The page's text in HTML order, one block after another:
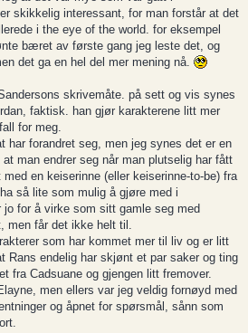
skikkelig interessant, for man forstår at det
i the eye of the world. for eksempel
bæret av første gang jeg leste det, og
det ga en hel del mer mening nå.
skrivemåte. på sett og vis synes
faktisk. han gjør karakterene litt mer
for meg.
har forandret seg, men jeg synes det er en
man endrer seg når man plutselig har fått
en keiserinne (eller keiserinne-to-be) fra
så lite som mulig å gjøre med i
for å virke som sitt gamle seg med
men får det ikke helt til.
som har kommet mer til liv og er litt
Rans endelig har skjønt et par saker og ting
fra Cadsuane og gjengen litt fremover.
men ellers var jeg veldig fornøyd med
og åpnet for spørsmål, sånn som